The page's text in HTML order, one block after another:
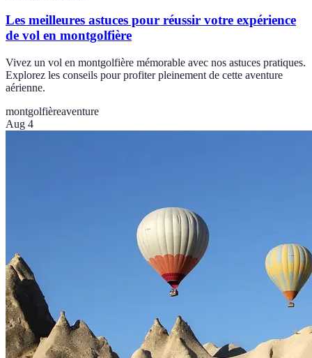
Les meilleures astuces pour réussir votre expérience
de vol en montgolfière
Vivez un vol en montgolfière mémorable avec nos astuces pratiques.
Explorez les conseils pour profiter pleinement de cette aventure
aérienne.
montgolfièreaventure
Aug 4